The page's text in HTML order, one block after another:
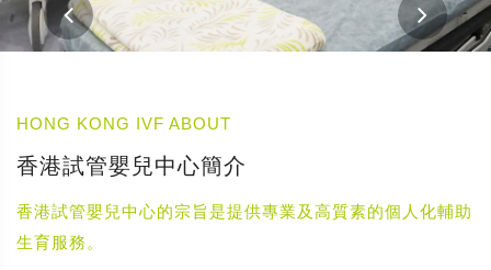
HONG KONG IVF ABOUT
香港試管嬰兒中心簡介
香港試管嬰兒中心的宗旨是提供專業及高質素的個人化輔助
生育服務。